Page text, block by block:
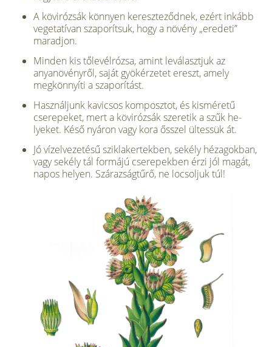
A kövirózsák könnyen kereszte­ződnek, ezért inkább
vegetatívan szaporítsuk, hogy a növény „eredeti”
maradjon.
Minden kis tőlevélrózsa, amint leválasztjuk az
anyanövényről, saját gyökérzetet ereszt, amely
megkönnyíti a szaporítást.
Használjunk kavicsos komposz­tot, és kisméretű
cserepeket, mert a kövirózsák szeretik a szűk he­
lyeket. Késő nyáron vagy kora ősszel ültessük át.
Jó vízelvezetésű sziklakertek­ben, sekély hézagokban,
vagy sekély tál formájú cserepekben érzi jól magát,
napos helyen. Szárazságtűrő, ne locsoljuk túl!